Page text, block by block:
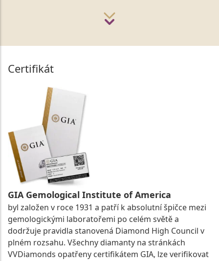
Certifikát
GIA Gemological Institute of America
byl založen v roce 1931 a patří k absolutní špičce mezi
gemologickými laboratořemi po celém světě a
dodržuje pravidla stanovená Diamond High Council v
plném rozsahu. Všechny diamanty na stránkách
VVDiamonds opatřeny certifikátem GIA, lze verifikovat